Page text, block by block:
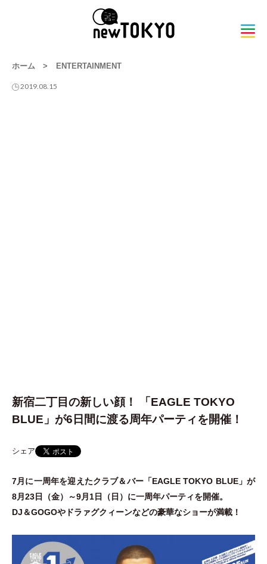
ホーム > ENTERTAINMENT
2019.08.15
新宿二丁目の新しい顔！ 「EAGLE TOKYO
BLUE」が6日間に渡る周年パーティを開催！
シェア
7月に一周年を迎えたクラブ＆バー 「EAGLE TOKYO BLUE」が
8月23日
（金） ～9月1日 （ 日 ） に一周年パーティを開催。
DJ＆GOGOやドラァグクィーンなどの豪華なショーが満載！